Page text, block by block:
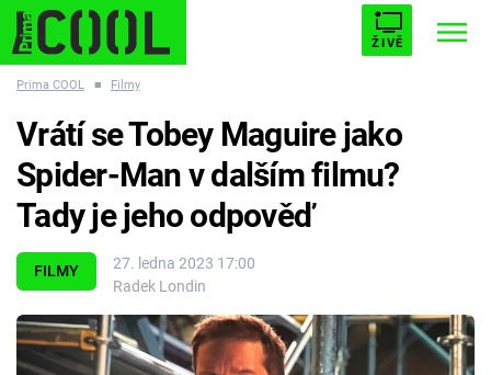
ŽIVĚ
ESCAPE PLNEJ KOTEL AVENGERS 5
Témata
Filmy
Prima COOL ■ Filmy
FILMY
27. ledna 2023 17:00
Radek Londin
Vrátí se Tobey Maguire jako
Spider-Man v dalším filmu?
Tady je jeho odpověď